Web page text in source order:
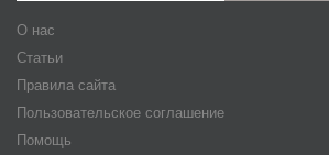
О нас
Статьи
Правила сайта
Пользовательское соглашение
Помощь